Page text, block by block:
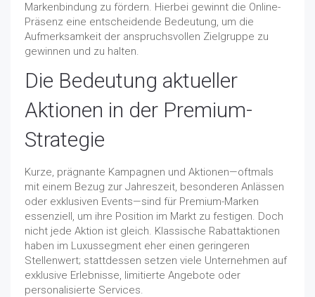
Markenbindung zu fördern. Hierbei gewinnt die Online-
Präsenz eine entscheidende Bedeutung, um die
Aufmerksamkeit der anspruchsvollen Zielgruppe zu
gewinnen und zu halten.
Die Bedeutung aktueller
Aktionen in der Premium-
Strategie
Kurze, prägnante Kampagnen und Aktionen—oftmals
mit einem Bezug zur Jahreszeit, besonderen Anlässen
oder exklusiven Events—sind für Premium-Marken
essenziell, um ihre Position im Markt zu festigen. Doch
nicht jede Aktion ist gleich. Klassische Rabattaktionen
haben im Luxussegment eher einen geringeren
Stellenwert; stattdessen setzen viele Unternehmen auf
exklusive Erlebnisse, limitierte Angebote oder
personalisierte Services.